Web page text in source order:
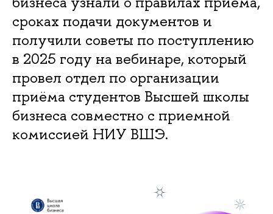
сроках подачи документов и
получили советы по поступлению
в 2025 году на вебинаре, который
провел отдел по организации
приёма студентов Высшей школы
бизнеса совместно с приемной
комиссией НИУ ВШЭ.